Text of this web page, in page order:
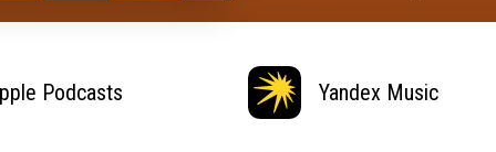
Podcasts Yandex Music